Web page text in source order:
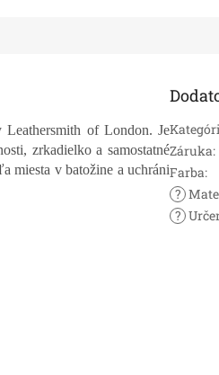
Leathersmith of London. Je
zrkadielko a samostatné
miesta v batožine a uchráni
Záruka:
Farba:
?
?